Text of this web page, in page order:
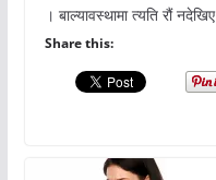
। बाल्यावस्थामा त्यति रौं
Share this: